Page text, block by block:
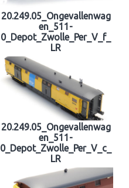
20.249.05_Ongevallenwag
en_511-
0_Depot_Zwolle_Per_V_f_
LR
20.249.05_Ongevallenwag
en_511-
0_Depot_Zwolle_Per_V_c_
LR